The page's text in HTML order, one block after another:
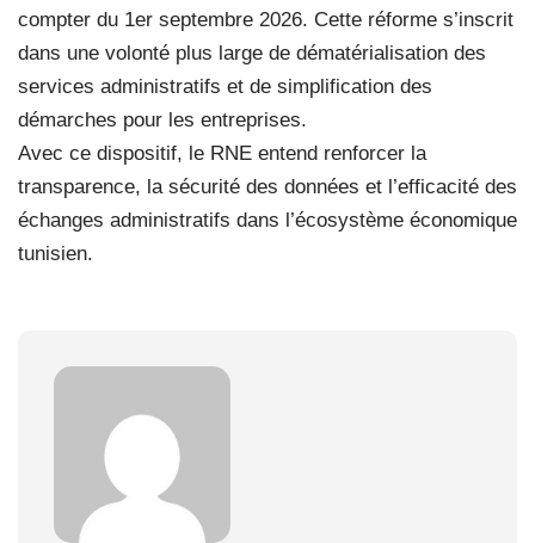
compter du 1er septembre 2026. Cette réforme s’inscrit
dans une volonté plus large de dématérialisation des
services administratifs et de simplification des
démarches pour les entreprises.
Avec ce dispositif, le RNE entend renforcer la
transparence, la sécurité des données et l’efficacité des
échanges administratifs dans l’écosystème économique
tunisien.